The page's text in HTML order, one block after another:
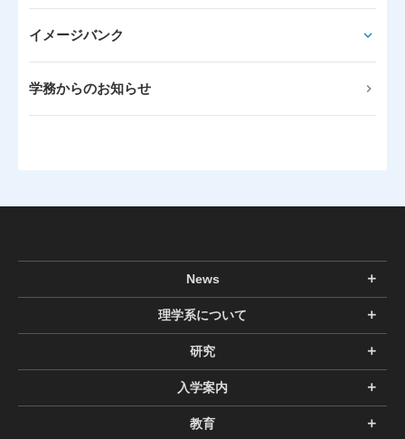
イメージバンク
学務からのお知らせ
News
理学系について
研究
入学案内
教育